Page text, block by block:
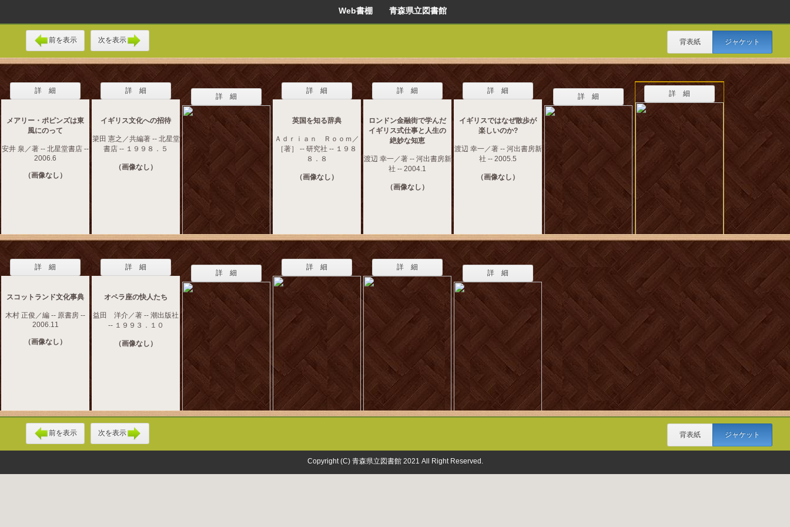
Web書棚 青森県立図書館
前を表示 次を表示 背表紙 ジャケット
詳 細
メアリー・ポピンズは東
風にのって
安井 泉／著 -- 北星堂書店 --
2006.6
（画像なし）
詳 細
イギリス文化への招待
簗田 憲之／共編著 -- 北星堂
書店 -- １９９８．５
（画像なし）
詳 細
詳 細
英国を知る辞典
Ａｄｒｉａｎ Ｒｏｏｍ／
［著］ -- 研究社 -- １９８
８．８
（画像なし）
詳 細
ロンドン金融街で学んだ
イギリス式仕事と人生の
絶妙な知恵
渡辺 幸一／著 -- 河出書房新
社 -- 2004.1
（画像なし）
詳 細
イギリスではなぜ散歩が
楽しいのか?
渡辺 幸一／著 -- 河出書房新
社 -- 2005.5
（画像なし）
詳 細 詳 細
詳 細
スコットランド文化事典
木村 正俊／編 -- 原書房 --
2006.11
（画像なし）
詳 細
オペラ座の快人たち
益田 洋介／著 -- 潮出版社
-- １９９３．１０
（画像なし）
詳 細
詳 細 詳 細
詳 細
前を表示 次を表示 背表紙 ジャケット
Copyright (C) 青森県立図書館 2021 All Right Reserved.